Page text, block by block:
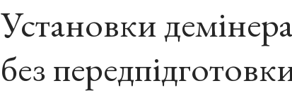
Установки
без